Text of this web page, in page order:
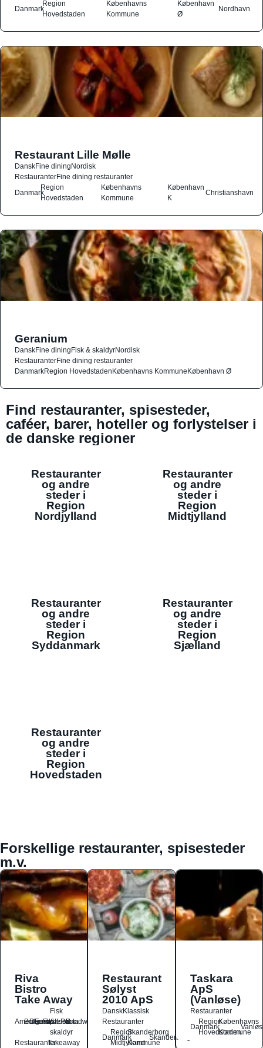
Danmark
Region
Hovedstaden
Københavns
Kommune
København
Ø
Nordhavn
Restaurant Lille Mølle
DanskFine diningNordisk
RestauranterFine dining restauranter
Danmark
Region
Hovedstaden
Københavns
Kommune
København
K
Christianshavn
Geranium
DanskFine diningFisk & skaldyrNordisk
RestauranterFine dining restauranter
DanmarkRegion HovedstadenKøbenhavns KommuneKøbenhavn Ø
Find restauranter, spisesteder,
caféer, barer, hoteller og forlystelser i
de danske regioner
Restauranter
og andre
steder i
Region
Nordjylland
Restauranter
og andre
steder i
Region
Midtjylland
Restauranter
og andre
steder i
Region
Syddanmark
Restauranter
og andre
steder i
Region
Sjælland
Restauranter
og andre
steder i
Region
Hovedstaden
Forskellige restauranter, spisesteder
m.v.
Riva
Bistro
Take Away
Amerikansk
Burger
Dansk
Europæisk
Fastfood
Fisk
&
skaldyr
Pasta
Sandwich
RestauranterTakeaway
Restaurant
Sølyst
2010 ApS
DanskKlassisk
Restauranter
Danmark
Region
Midtjylland
Skanderborg
Kommune
Skanderborg
Taskara
ApS
(Vanløse)
Restauranter
Danmark
Region
Hovedstaden
Københavns
Kommune